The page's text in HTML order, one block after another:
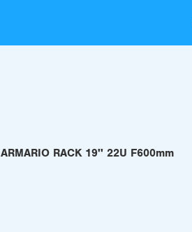
ARMARIO RACK 19'' 22U F600mm